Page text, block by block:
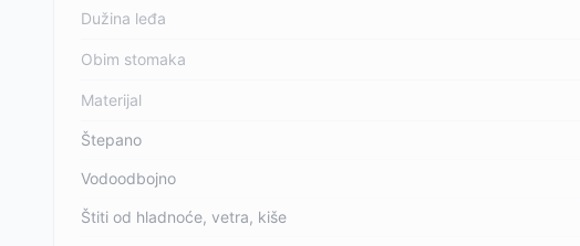
Dužina leđa
Obim stomaka
Materijal
Štepano
Vodoodbojno
Štiti od hladnoće, vetra, kiše